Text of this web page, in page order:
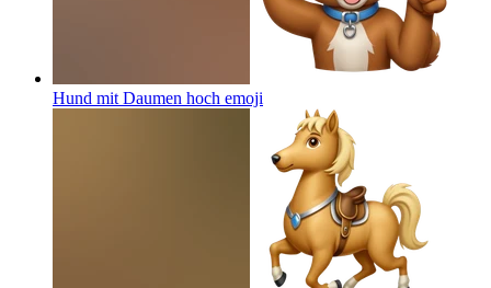
Hund mit Daumen hoch emoji